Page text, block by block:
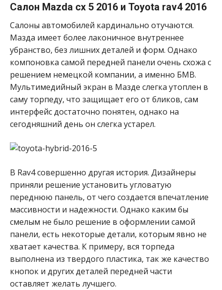
Салон Mazda cx 5 2016 и Toyota rav4 2016
Салоны автомобилей кардинально отучаются.
Мазда имеет более лаконичное внутреннее
убранство, без лишних деталей и форм. Однако
компоновка самой передней панели очень схожа с
решением немецкой компании, а именно БМВ.
Мультимедийный экран в Мазде слегка утоплен в
саму торпеду, что защищает его от бликов, сам
интерфейс достаточно понятен, однако на
сегодняшний день он слегка устарел.
В Rav4 совершенно другая история. Дизайнеры
приняли решение установить угловатую
переднюю панель, от чего создается впечатление
массивности и надежности. Однако каким бы
смелым не было решение в оформлении самой
панели, есть некоторые детали, которым явно не
хватает качества. К примеру, вся торпеда
выполнена из твердого пластика, так же качество
кнопок и других деталей передней части
оставляет желать лучшего.